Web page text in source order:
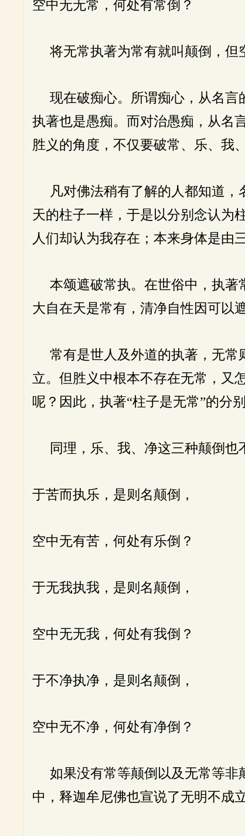
空中无无常，何处有常倒？
将无常执著为常有就叫颠倒，但
现在破痴心。所谓痴心，从名言
执著也是愚痴。而对治愚痴，从名
胜义的角度，不仅要破常、乐、我
凡对佛法稍有了解的人都知道，
天的柱子一样，于是以分别念认为
人们却认为我存在；本来身体是由
本颂遮破常执。在世俗中，执著
大自在天是常有，清净自性因可以
常有是世人及外道的执著，无常
立。但胜义中根本不存在无常，又
呢？因此，执著“柱子是无常”的分
同理，乐、我、净这三种颠倒也
于苦而执乐，是则名颠倒，
空中无有苦，何处有乐倒？
于无我执我，是则名颠倒，
空中无无我，何处有我倒？
于不净执净，是则名颠倒，
空中无不净，何处有净倒？
如果没有常等颠倒以及无常等非
中，释迦牟尼佛也宣说了无明不成